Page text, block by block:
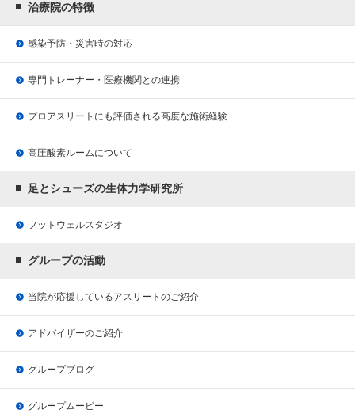
治療院の特徴
感染予防・災害時の対応
専門トレーナー・医療機関との連携
プロアスリートにも評価される高度な施術経験
高圧酸素ルームについて
足とシューズの生体力学研究所
フットウェルスタジオ
グループの活動
当院が応援しているアスリートのご紹介
アドバイザーのご紹介
グループブログ
グループムービー